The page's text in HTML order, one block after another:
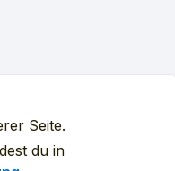
Seite.
du in